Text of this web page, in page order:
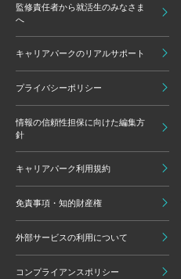
監修責任者から就活生のみなさま
へ
キャリアパークのリアルサポート
プライバシーポリシー
情報の信頼性担保に向けた編集方
針
キャリアパーク利用規約
免責事項・知的財産権
外部サービスの利用について
コンプライアンスポリシー